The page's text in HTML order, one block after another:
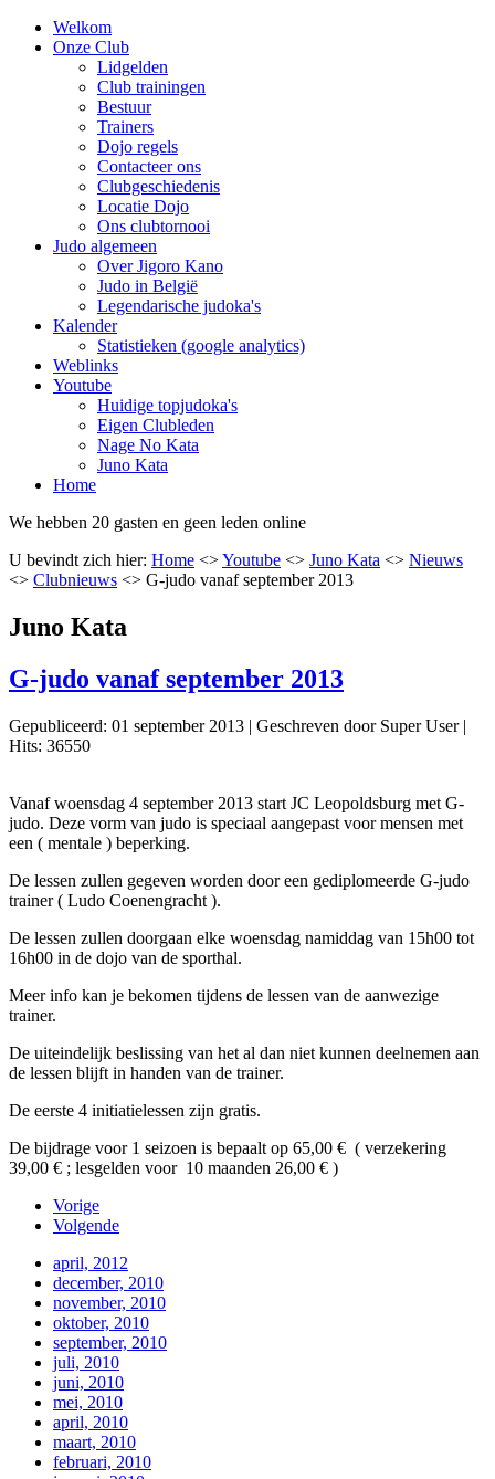
Welkom
Onze Club
Lidgelden
Club trainingen
Bestuur
Trainers
Dojo regels
Contacteer ons
Clubgeschiedenis
Locatie Dojo
Ons clubtornooi
Judo algemeen
Over Jigoro Kano
Judo in België
Legendarische judoka's
Kalender
Statistieken (google analytics)
Weblinks
Youtube
Huidige topjudoka's
Eigen Clubleden
Nage No Kata
Juno Kata
Home
We hebben 20 gasten en geen leden online
U bevindt zich hier: Home <>Youtube <> Juno Kata <> Nieuws
<> Clubnieuws <> G-judo vanaf september 2013
Juno Kata
G-judo vanaf september 2013
Gepubliceerd: 01 september 2013 | Geschreven door Super User|
Hits: 36550
Vanaf woensdag 4 september 2013 start JC Leopoldsburg met G-
judo. Deze vorm van judo is speciaal aangepast voor mensen met
een ( mentale ) beperking.
De lessen zullen gegeven worden door een gediplomeerde G-judo
trainer ( Ludo Coenengracht ).
De lessen zullen doorgaan elke woensdag namiddag van 15h00 tot
16h00 in de dojo van de sporthal.
Meer info kan je bekomen tijdens de lessen van de aanwezige
trainer.
De uiteindelijk beslissing van het al dan niet kunnen deelnemen aan
de lessen blijft in handen van de trainer.
De eerste 4 initiatielessen zijn gratis.
De bijdrage voor 1 seizoen is bepaalt op 65,00 € ( verzekering
39,00 € ; lesgelden voor 10 maanden 26,00 € )
Vorige
Volgende
april, 2012
december, 2010
november, 2010
oktober, 2010
september, 2010
juli, 2010
juni, 2010
mei, 2010
april, 2010
maart, 2010
februari, 2010